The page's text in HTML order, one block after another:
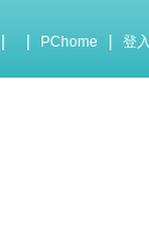
PChome 登入